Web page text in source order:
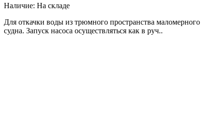
Наличие: На складе
Для откачки воды из трюмного пространства маломерного
судна. Запуск насоса осуществляться как в руч..